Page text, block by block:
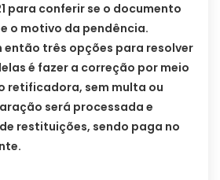
para conferir se o documento
o motivo da pendência.
então três opções para resolver
é fazer a correção por meio
retificadora, sem multa ou
será processada e
restituições, sendo paga no